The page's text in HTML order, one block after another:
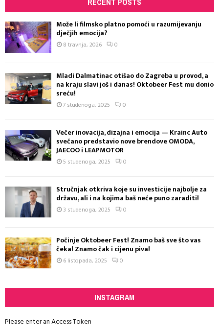
Može li filmsko platno pomoći u razumijevanju
dječjih emocija?
8 travnja, 2026 0
Mladi Dalmatinac otišao do Zagreba u provod, a
na kraju slavi još i danas! Oktobeer Fest mu donio
sreću!
7 studenoga, 2025 0
Večer inovacija, dizajna i emocija — Krainc Auto
svečano predstavio nove brendove OMODA,
JAECOO i LEAPMOTOR
5 studenoga, 2025 0
Stručnjak otkriva koje su investicije najbolje za
državu, ali i na kojima baš neće puno zaraditi!
3 studenoga, 2025 0
Počinje Oktobeer Fest! Znamo baš sve što vas
čeka! Znamo čak i cijenu piva!
6 listopada, 2025 0
INSTAGRAM
Please enter an Access Token